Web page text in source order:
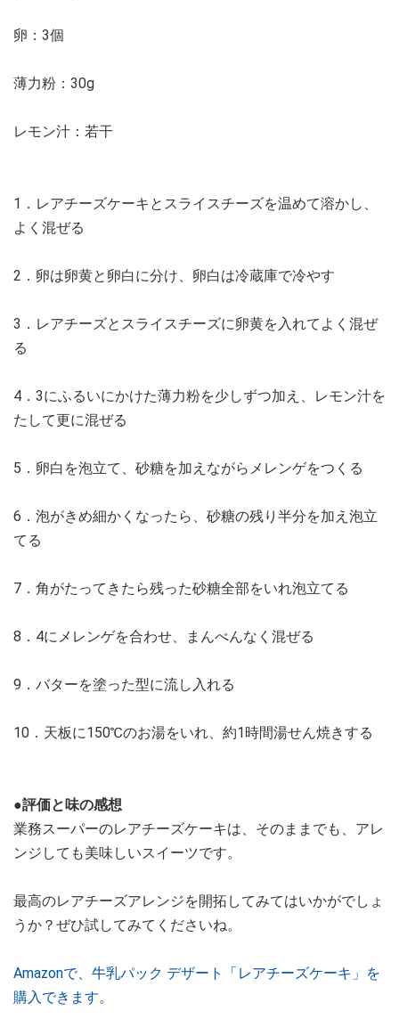
卵：3個
薄力粉：30g
レモン汁：若干
1．レアチーズケーキとスライスチーズを温めて溶かし、
よく混ぜる
2．卵は卵黄と卵白に分け、卵白は冷蔵庫で冷やす
3．レアチーズとスライスチーズに卵黄を入れてよく混ぜ
る
4．3にふるいにかけた薄力粉を少しずつ加え、レモン汁を
たして更に混ぜる
5．卵白を泡立て、砂糖を加えながらメレンゲをつくる
6．泡がきめ細かくなったら、砂糖の残り半分を加え泡立
てる
7．角がたってきたら残った砂糖全部をいれ泡立てる
8．4にメレンゲを合わせ、まんべんなく混ぜる
9．バターを塗った型に流し入れる
10．天板に150℃のお湯をいれ、約1時間湯せん焼きする
●評価と味の感想
業務スーパーのレアチーズケーキは、そのままでも、アレ
ンジしても美味しいスイーツです。
最高のレアチーズアレンジを開拓してみてはいかがでしょ
うか？ぜひ試してみてくださいね。
Amazonで、牛乳パック デザート「レアチーズケーキ」を
購入できます。